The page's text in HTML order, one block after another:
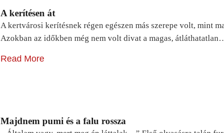
A kerítésen át
A kertvárosi kerítésnek régen egészen más szerepe volt, mint
Azokban az időkben még nem volt divat a magas,
Read More
Majdnem pumi és a falu rossza